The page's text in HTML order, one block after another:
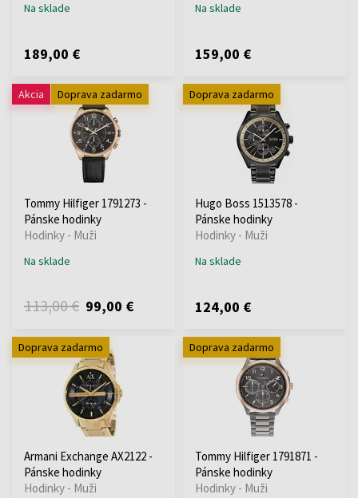
Na sklade
189,00 €
Na sklade
159,00 €
Akcia Doprava zadarmo
Tommy Hilfiger 1791273 -
Pánske hodinky
Hodinky - Muži
Na sklade
113,00 € 99,00 €
Doprava zadarmo
Hugo Boss 1513578 -
Pánske hodinky
Hodinky - Muži
Na sklade
124,00 €
Doprava zadarmo
Armani Exchange AX2122 -
Pánske hodinky
Hodinky - Muži
Doprava zadarmo
Tommy Hilfiger 1791871 -
Pánske hodinky
Hodinky - Muži